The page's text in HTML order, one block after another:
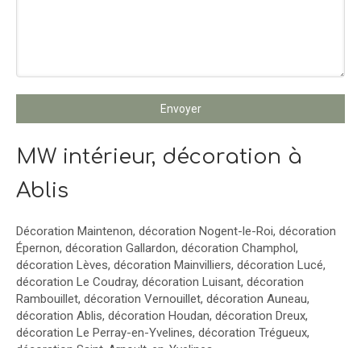
Envoyer
MW intérieur, décoration à
Ablis
Décoration Maintenon, décoration Nogent-le-Roi, décoration
Épernon, décoration Gallardon, décoration Champhol,
décoration Lèves, décoration Mainvilliers, décoration Lucé,
décoration Le Coudray, décoration Luisant, décoration
Rambouillet, décoration Vernouillet, décoration Auneau,
décoration Ablis, décoration Houdan, décoration Dreux,
décoration Le Perray-en-Yvelines, décoration Trégueux,